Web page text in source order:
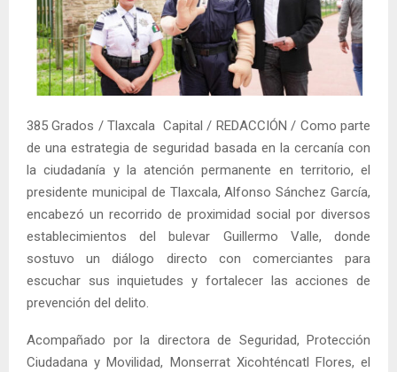
385 Grados / Tlaxcala Capital / REDACCIÓN / Como parte
de una estrategia de seguridad basada en la cercanía con
la ciudadanía y la atención permanente en territorio, el
presidente municipal de Tlaxcala, Alfonso Sánchez García,
encabezó un recorrido de proximidad social por diversos
establecimientos del bulevar Guillermo Valle, donde
sostuvo un diálogo directo con comerciantes para
escuchar sus inquietudes y fortalecer las acciones de
prevención del delito.
Acompañado por la directora de Seguridad, Protección
Ciudadana y Movilidad, Monserrat Xicohténcatl Flores, el